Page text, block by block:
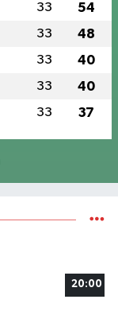
33 54
33 48
33 40
33 40
33 37
20:00